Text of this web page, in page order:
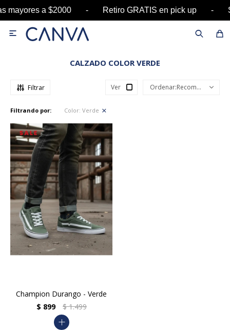
mayores a $2000 - Retiro GRATIS en pick

CALZADO COLOR VERDE
Ver Recomendados
Filtrando por: Color: Verde
Champion Durango - Verde
$ 899 $ 1.499
add